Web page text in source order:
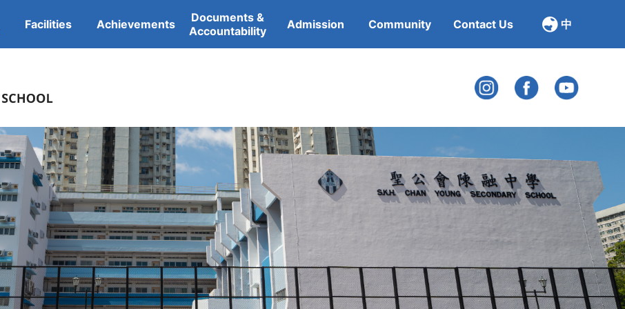
Facilities Achievements
Documents &
Accountability
Admission Community Contact Us 中